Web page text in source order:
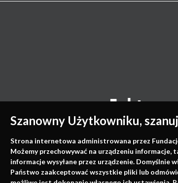
Szanowny Użytkowniku,
Strona internetowa administrowana przez
Możemy przechowywać na urządzeniu
informacje wysyłane przez urządzenie. Domyślnie
Państwo zaakceptować wszystkie pliki lub